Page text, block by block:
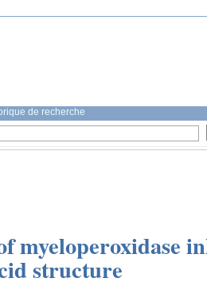
de recherche
myeloperoxidase
structure